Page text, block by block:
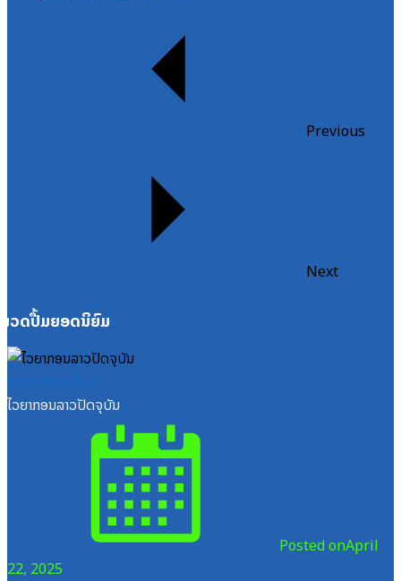
Previous
Next
ດປື້ມຍອດນິຍົມ
ໄວຍາກອນລາວປັດຈຸບັນ
Posted onApril
22, 2025